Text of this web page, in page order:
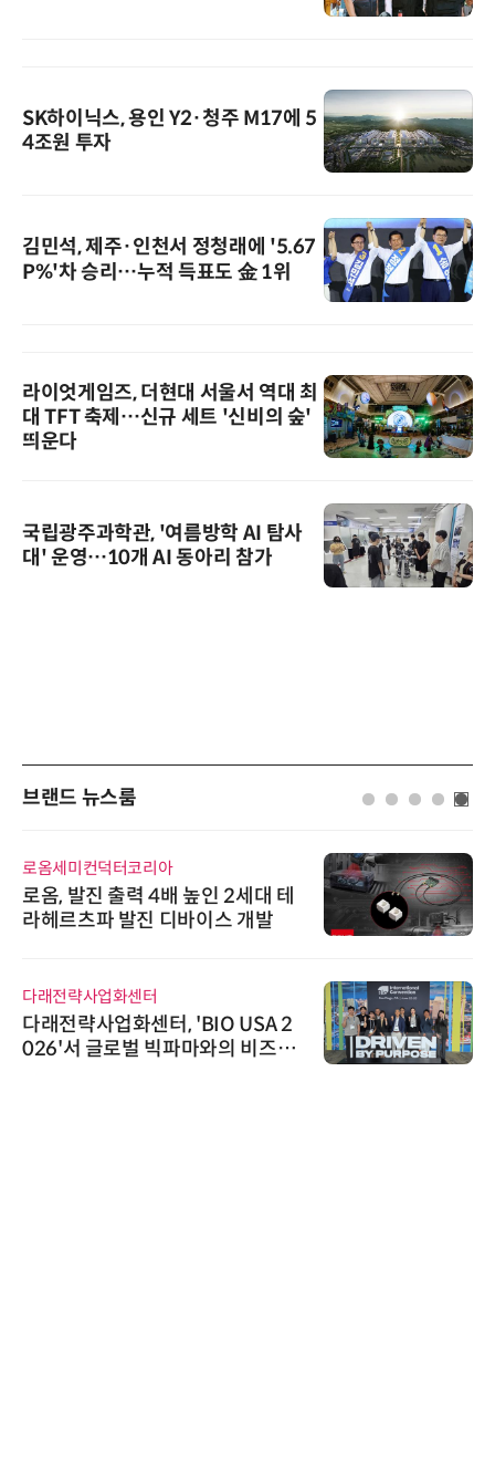
SK하이닉스, 용인 Y2·청주 M17에 5
4조원 투자
김민석, 제주·인천서 정청래에 '5.67
P%'차 승리…누적 득표도 金 1위
라이엇게임즈, 더현대 서울서 역대 최
대 TFT 축제…신규 세트 '신비의 숲'
띄운다
국립광주과학관, '여름방학 AI 탐사
대' 운영…10개 AI 동아리 참가
브랜드 뉴스룸
로옴세미컨덕터코리아
로옴, 발진 출력 4배 높인 2세대 테
라헤르츠파 발진 디바이스 개발
다래전략사업화센터
다래전략사업화센터, 'BIO USA 2
026'서 글로벌 빅파마와의 비즈니